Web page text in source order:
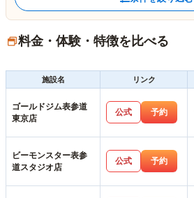
料金・体験・特徴を比べる
施設名
リンク
ゴールドジム表参道
東京店
公式 予約
ビーモンスター表参
道スタジオ店
公式 予約